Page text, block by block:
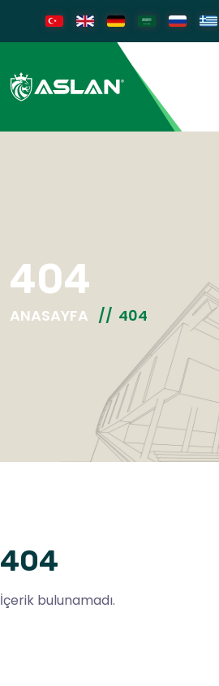
404
ANASAYFA 404
404
İçerik bulunamadı.